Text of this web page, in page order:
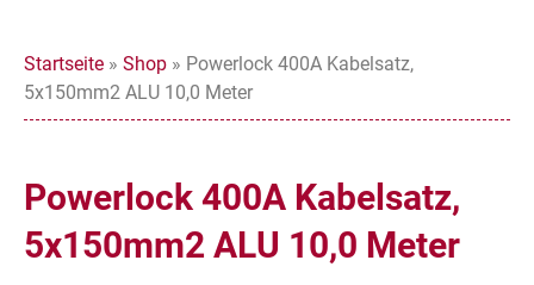
Startseite » Shop » Powerlock 400A Kabelsatz,
5x150mm2 ALU 10,0 Meter
Powerlock 400A Kabelsatz,
5x150mm2 ALU 10,0 Meter